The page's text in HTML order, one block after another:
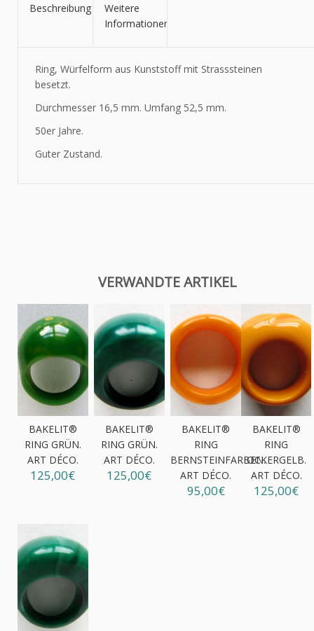
Beschreibung
Weitere
Informationen
Ring, Würfelform aus Kunststoff mit Strasssteinen
besetzt.
Durchmesser 16,5 mm. Umfang 52,5 mm.
50er Jahre.
Guter Zustand.
VERWANDTE ARTIKEL
BAKELIT®
RING GRÜN.
ART DÉCO.
125,00€
BAKELIT®
RING GRÜN.
ART DÉCO.
125,00€
BAKELIT®
RING
BERNSTEINFARBEN.
ART DÉCO.
95,00€
BAKELIT®
RING
OCKERGELB.
ART DÉCO.
125,00€